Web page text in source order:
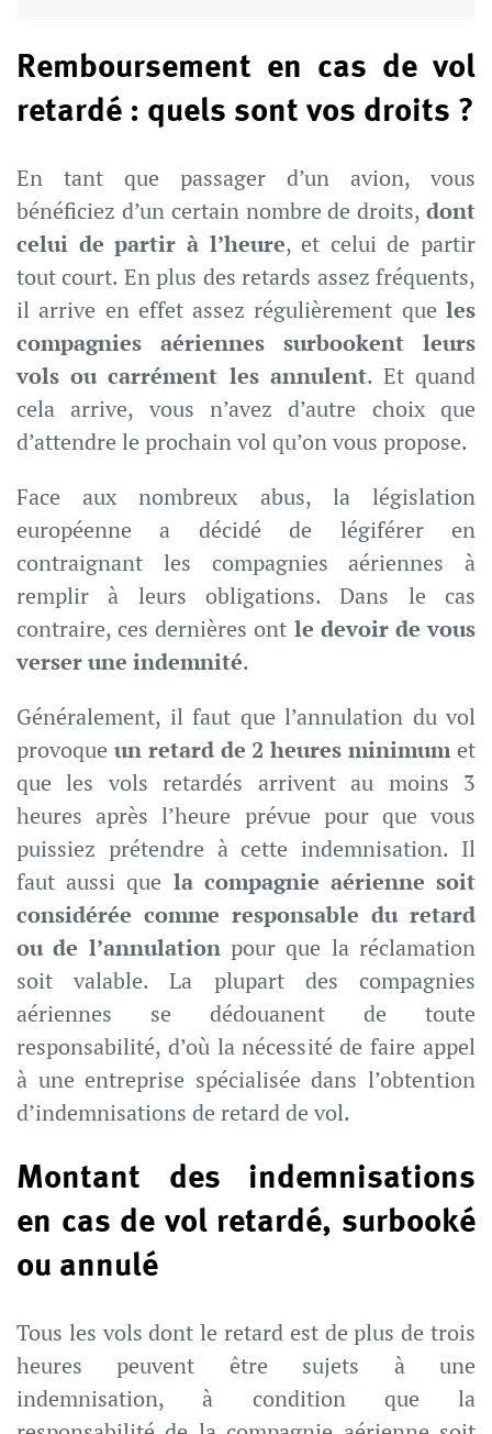
Remboursement en cas de vol
retardé : quels sont vos droits ?
En tant que passager d’un avion, vous
bénéficiez d’un certain nombre de droits, dont
celui de partir à l’heure, et celui de partir
tout court. En plus des retards assez fréquents,
il arrive en effet assez régulièrement que les
compagnies aériennes surbookent leurs
vols ou carrément les annulent. Et quand
cela arrive, vous n’avez d’autre choix que
d’attendre le prochain vol qu’on vous propose.
Face aux nombreux abus, la législation
européenne a décidé de légiférer en
contraignant les compagnies aériennes à
remplir à leurs obligations. Dans le cas
contraire, ces dernières ont le devoir de vous
verser une indemnité.
Généralement, il faut que l’annulation du vol
provoque un retard de 2 heures minimumet
que les vols retardés arrivent au moins 3
heures après l’heure prévue pour que vous
puissiez prétendre à cette indemnisation. Il
faut aussi que la compagnie aérienne soit
considérée comme responsable du retard
ou de l’annulationpour que la réclamation
soit valable. La plupart des compagnies
aériennes se dédouanent de toute
responsabilité, d’où la nécessité de faire appel
à une entreprise spécialisée dans l’obtention
d’indemnisations de retard de vol.
Montant des indemnisations
en cas de vol retardé, surbooké
ou annulé
Tous les vols dont le retard est de plus de trois
heures peuvent être sujets à une
indemnisation, à condition que la